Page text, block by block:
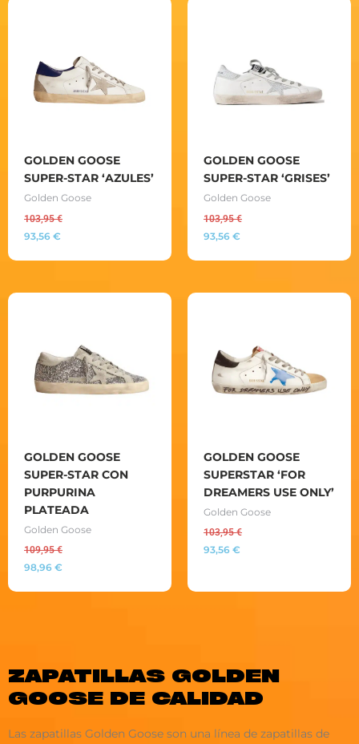
GOLDEN GOOSE
SUPER-STAR ‘AZULES’
Golden Goose
103,95€
93,56 €
GOLDEN GOOSE
SUPER-STAR ‘GRISES’
Golden Goose
103,95€
93,56 €
GOLDEN GOOSE
SUPER-STAR CON
PURPURINA
PLATEADA
Golden Goose
109,95€
98,96 €
GOLDEN GOOSE
SUPERSTAR ‘FOR
DREAMERS USE ONLY’
Golden Goose
103,95€
93,56 €
ZAPATILLAS GOLDEN
GOOSE DE CALIDAD
Las zapatillas Golden Goose son una línea de zapatillas de